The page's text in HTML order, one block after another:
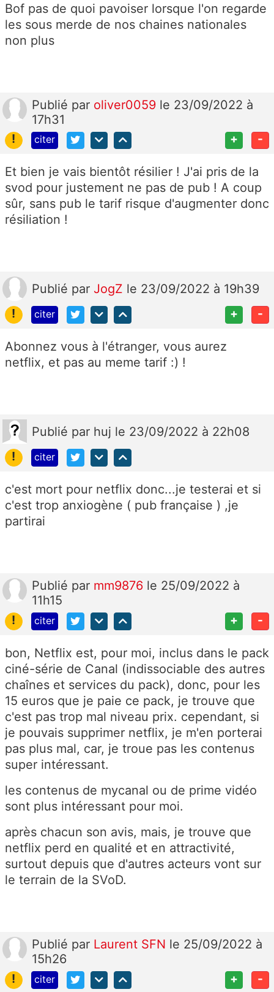
Bof pas de quoi pavoiser lorsque l'on regarde
les sous merde de nos chaines nationales
non plus
Publié par oliver0059 le 23/09/2022 à
17h31
!
citer + -
Et bien je vais bientôt résilier ! J'ai pris de la
svod pour justement ne pas de pub ! A coup
sûr, sans pub le tarif risque d'augmenter donc
résiliation !
Publié par JogZ le 23/09/2022 à 19h39
!
citer + -
Abonnez vous à l'étranger, vous aurez
netflix, et pas au meme tarif :) !
Publié par huj le 23/09/2022 à 22h08
!
citer
c'est mort pour netflix donc...je testerai et si
c'est trop anxiogène ( pub française ) ,je
partirai
Publié par mm9876 le 25/09/2022 à
11h15
!
citer + -
bon, Netflix est, pour moi, inclus dans le pack
ciné-série de Canal (indissociable des autres
chaînes et services du pack), donc, pour les
15 euros que je paie ce pack, je trouve que
c'est pas trop mal niveau prix. cependant, si
je pouvais supprimer netflix, je m'en porterai
pas plus mal, car, je troue pas les contenus
super intéressant.
les contenus de mycanal ou de prime vidéo
sont plus intéressant pour moi.
après chacun son avis, mais, je trouve que
netflix perd en qualité et en attractivité,
surtout depuis que d'autres acteurs vont sur
le terrain de la SVoD.
Publié par Laurent SFN le 25/09/2022 à
15h26
!
citer + -